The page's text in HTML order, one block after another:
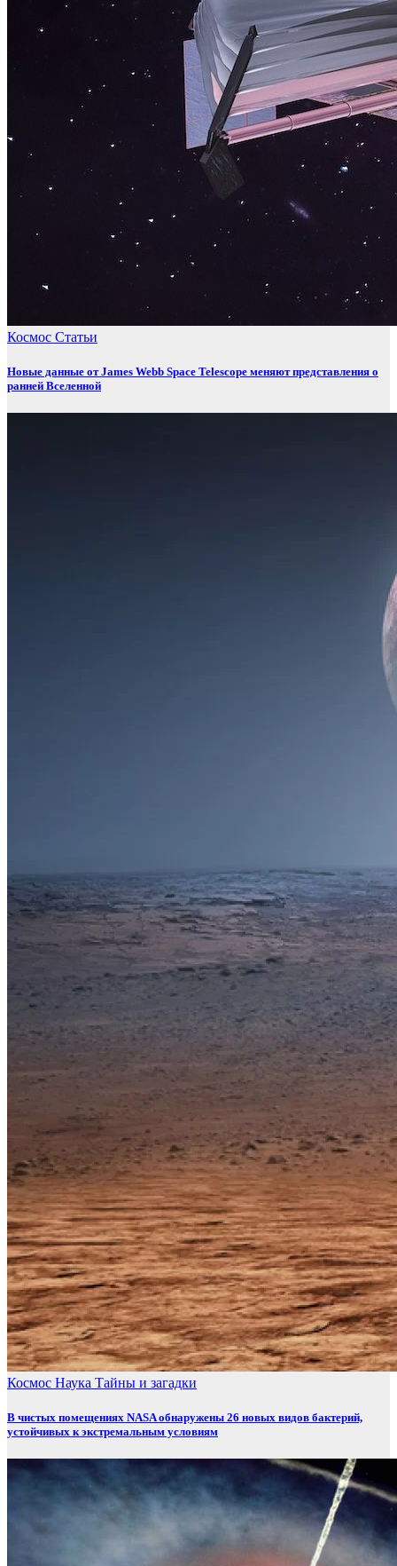
Космос Статьи
Новые данные от James Webb Space Telescope меняют представления о
ранней Вселенной
Космос Наука Тайны и загадки
В чистых помещениях NASA обнаружены 26 новых видов бактерий,
устойчивых к экстремальным условиям